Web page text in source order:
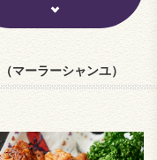
マーラーシャンユ）